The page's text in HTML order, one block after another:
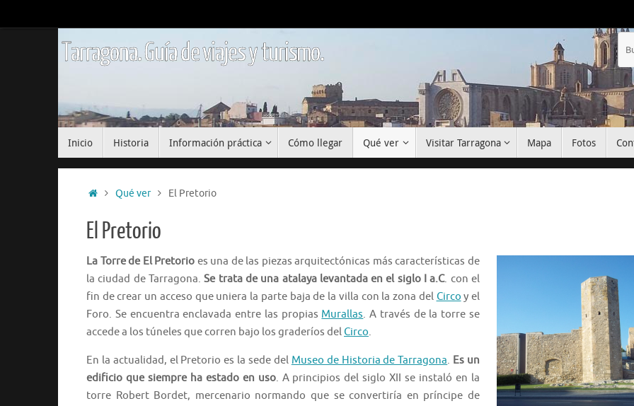
al
Tarragona. Guía de viajes y turismo.
Inicio Historia Información práctica Cómo llegar Qué ver Visitar Tarragona Mapa Fotos
InicioQué ver El Pretorio
El Pretorio
La Torre de El Pretorio es una de las piezas arquitectónicas más características de
la ciudad de Tarragona.Se trata de una atalaya levantada en el siglo I a.C. con el
fin de crear un acceso que uniera la parte baja de la villa con la zona del Circo y el
Foro. Se encuentra enclavada entre las propias Murallas. A través de la torre se
accede a los túneles que corren bajo los graderíos delCirco.
En la actualidad, el Pretorio es la sede del Museo de Historia de Tarragona. Es un
edificio que siempre ha estado en uso. A principios del siglo XII se instaló en la
torre Robert Bordet, mercenario normando que se convertiría en príncipe de